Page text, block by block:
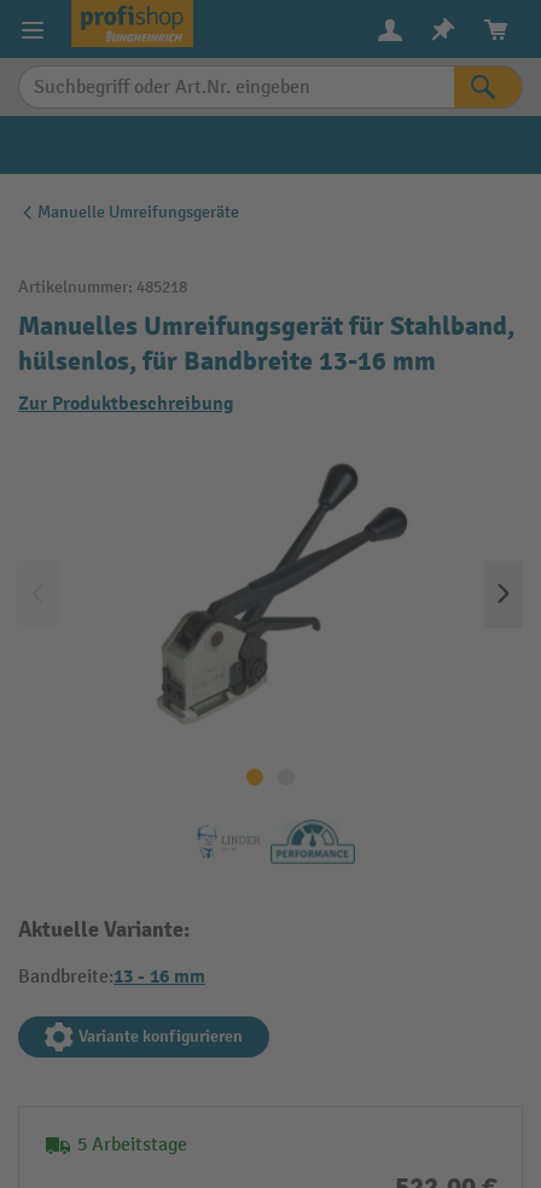
springen
Manuelle Umreifungsgeräte
Artikelnummer: 485218
Manuelles Umreifungsgerät für Stahlband,
hülsenlos, für Bandbreite 13-16 mm
Zur Produktbeschreibung
Aktuelle Variante:
Bandbreite:13 - 16 mm
Variante konfigurieren
5 Arbeitstage